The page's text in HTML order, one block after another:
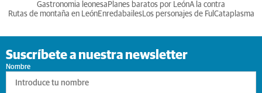
Gastronomia leonesa Planes baratos por LeónA la contra
Rutas de montaña en LeónEnredabailesLos personajes de Ful Cataplasma
Suscríbete a nuestra newsletter
Nombre